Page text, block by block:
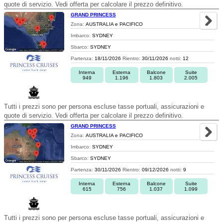
quote di servizio. Vedi offerta per calcolare il prezzo definitivo.
GRAND PRINCESS
Zona: AUSTRALIA e PACIFICO
Imbarco: SYDNEY
Sbarco: SYDNEY
Partenza: 18/11/2026 Rientro: 30/11/2026 notti: 12
Interna
949
Esterna
1.196
Balcone
1.803
Suite
2.005
Tutti i prezzi sono per persona escluse tasse portuali, assicurazioni e
quote di servizio. Vedi offerta per calcolare il prezzo definitivo.
GRAND PRINCESS
Zona: AUSTRALIA e PACIFICO
Imbarco: SYDNEY
Sbarco: SYDNEY
Partenza: 30/11/2026 Rientro: 09/12/2026 notti: 9
Interna
615
Esterna
756
Balcone
1.037
Suite
1.099
Tutti i prezzi sono per persona escluse tasse portuali, assicurazioni e